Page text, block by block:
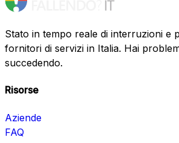
Stato in tempo reale di interruzioni e
fornitori di servizi in Italia. Hai
succedendo.
Risorse
Aziende
FAQ